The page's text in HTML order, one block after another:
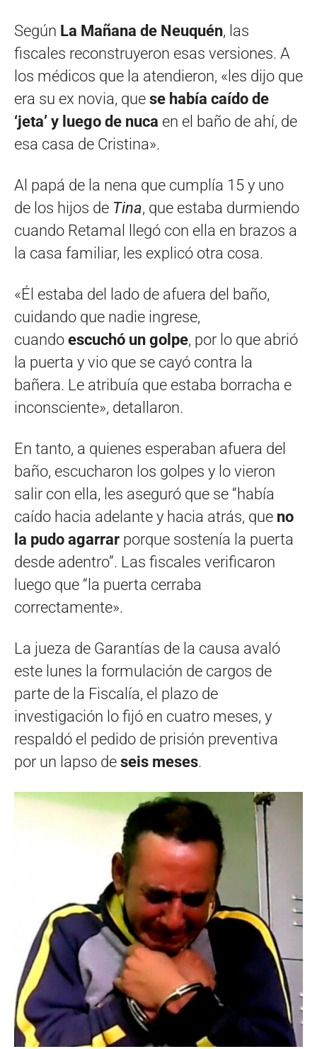
Según La Mañana de Neuquén, las
fiscales reconstruyeron esas versiones. A
los médicos que la atendieron, «les dijo que
era su ex novia, que se había caído de
‘jeta’ y luego de nuca en el baño de ahí, de
esa casa de Cristina».
Al papá de la nena que cumplía 15 y uno
de los hijos de Tina, que estaba durmiendo
cuando Retamal llegó con ella en brazos a
la casa familiar, les explicó otra cosa.
«Él estaba del lado de afuera del baño,
cuidando que nadie ingrese,
cuando escuchó un golpe, por lo que abrió
la puerta y vio que se cayó contra la
bañera. Le atribuía que estaba borracha e
inconsciente», detallaron.
En tanto, a quienes esperaban afuera del
baño, escucharon los golpes y lo vieron
salir con ella, les aseguró que se “había
caído hacia adelante y hacia atrás, que no
la pudo agarrar porque sostenía la puerta
desde adentro”. Las fiscales verificaron
luego que “la puerta cerraba
correctamente».
La jueza de Garantías de la causa avaló
este lunes la formulación de cargos de
parte de la Fiscalía, el plazo de
investigación lo fijó en cuatro meses, y
respaldó el pedido de prisión preventiva
por un lapso de seis meses.